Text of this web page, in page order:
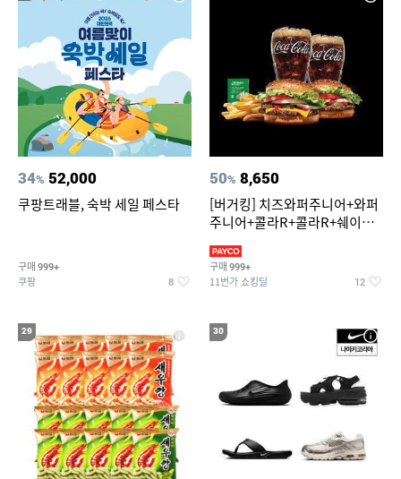
34% 52,000
쿠팡트래블, 숙박 세일 페스타
구매 999+
쿠팡 8
50% 8,650
[버거킹] 치즈와퍼주니어+와퍼
주니어+콜라R+콜라R+쉐이킹
구매 999+
11번가 쇼킹딜 12
29 30